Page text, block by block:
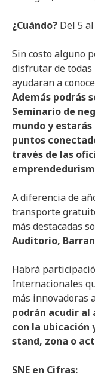
¿Cuándo? Del 5
Sin costo alguno
disfrutar de todas
ayudaran a
Además podrás
Seminario de
mundo y
puntos
través de las
A diferencia de
transporte
más destacadas
Auditorio,
Habrá
Internacionales
más innovadoras
podrán acudir al
con la ubicación
stand, zona o
SNE en Cifras: